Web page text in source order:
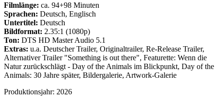
Filmlänge: ca. 94+98 Minuten
Sprachen: Deutsch, Englisch
Untertitel: Deutsch
Bildformat: 2.35:1 (1080p)
Ton: DTS HD Master Audio 5.1
Extras: u.a. Deutscher Trailer, Originaltrailer, Re-Release Trailer,
Alternativer Trailer "Something is out there", Featurette: Wenn die
Natur zurückschlägt - Day of the Animals im Blickpunkt, Day of the
Animals: 30 Jahre später, Bildergalerie, Artwork-Galerie
Produktionsjahr: 2026